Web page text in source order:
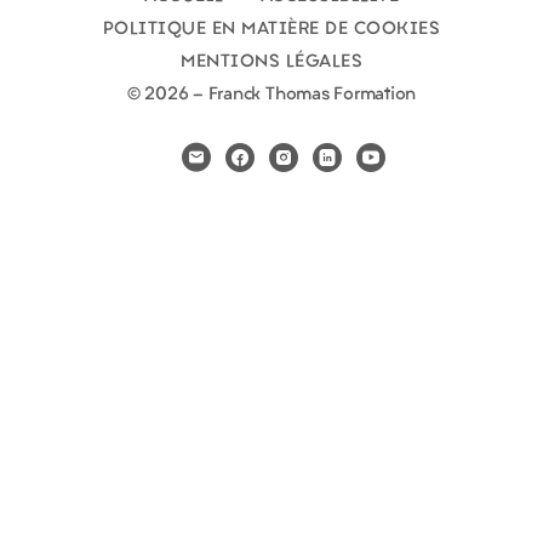
POLITIQUE EN MATIÈRE DE COOKIES
MENTIONS LÉGALES
© 2026 - Franck Thomas Formation